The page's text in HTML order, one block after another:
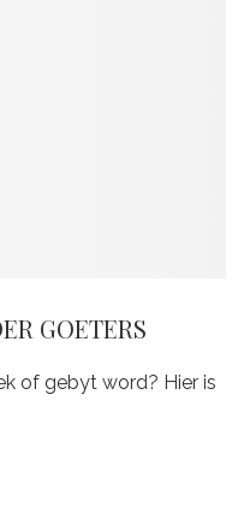
GOETERS
of gebyt word? Hier is